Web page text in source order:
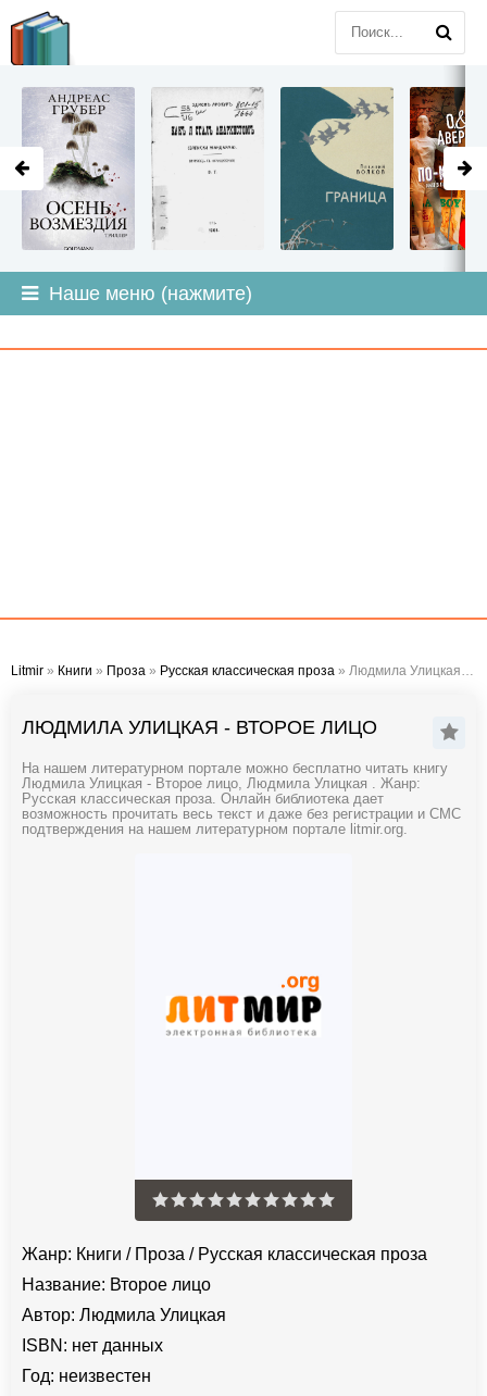
Наше меню (нажмите)
Litmir » Книги » Проза » Русская классическая проза » Людмила Улицкая - Второе лицо
ЛЮДМИЛА УЛИЦКАЯ - ВТОРОЕ ЛИЦО
На нашем литературном портале можно бесплатно читать книгу
Людмила Улицкая - Второе лицо, Людмила Улицкая . Жанр:
Русская классическая проза. Онлайн библиотека дает
возможность прочитать весь текст и даже без регистрации и СМС
подтверждения на нашем литературном портале litmir.org.
Жанр: Книги / Проза / Русская классическая проза
Название: Второе лицо
Автор: Людмила Улицкая
ISBN: нет данных
Год: неизвестен
LITMIR.ORG